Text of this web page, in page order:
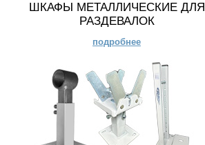
ШКАФЫ МЕТАЛЛИЧЕСКИЕ ДЛЯ
РАЗДЕВАЛОК
подробнее